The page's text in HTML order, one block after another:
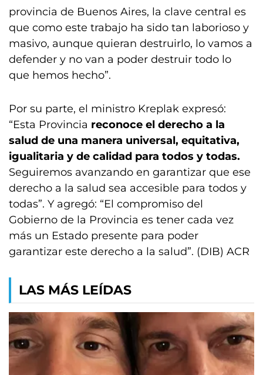
provincia de Buenos Aires, la clave central es
que como este trabajo ha sido tan laborioso y
masivo, aunque quieran destruirlo, lo vamos a
defender y no van a poder destruir todo lo
que hemos hecho”.
Por su parte, el ministro Kreplak expresó:
“Esta Provincia reconoce el derecho a la
salud de una manera universal, equitativa,
igualitaria y de calidad para todos y todas.
Seguiremos avanzando en garantizar que ese
derecho a la salud sea accesible para todos y
todas”. Y agregó: “El compromiso del
Gobierno de la Provincia es tener cada vez
más un Estado presente para poder
garantizar este derecho a la salud”. (DIB) ACR
LAS MÁS LEÍDAS